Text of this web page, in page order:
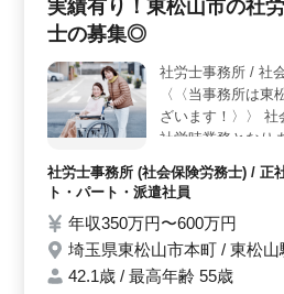
境で、労務トラブル対応や助成金
る業務を効率的にサポートして
務に挑戦＞ 社会保険の手続業務
理、人材育成相談、人材制度制定
就業規則作成、助成金業務など
とができます。経験を活かして
ませんか？
実績有り！東松山市の社
士の募集◎
社労士
〈〈当事務所は東
ざいます！〉〉 社
社労時業務となり
き代行 等 50代以
でプライベートも
新規採用実績有り
徒歩で8分！ 歴史
ます。 スタッフは
社労士事務所 (社会保険労務士) / 正
ト・パート・派遣社員
年収350万円〜600万円
埼玉県東松山市本町 / 東松山
42.1歳 / 最高年齢 55歳